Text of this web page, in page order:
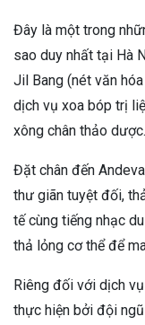
Đây là một trong
sao duy nhất tại Hà
Jil Bang (nét văn
dịch vụ xoa bóp trị
xông chân thảo
Đặt chân đến
thư giãn tuyệt đối,
tế cùng tiếng nhạc
thả lỏng cơ thể để
Riêng đối với dịch
thực hiện bởi đội